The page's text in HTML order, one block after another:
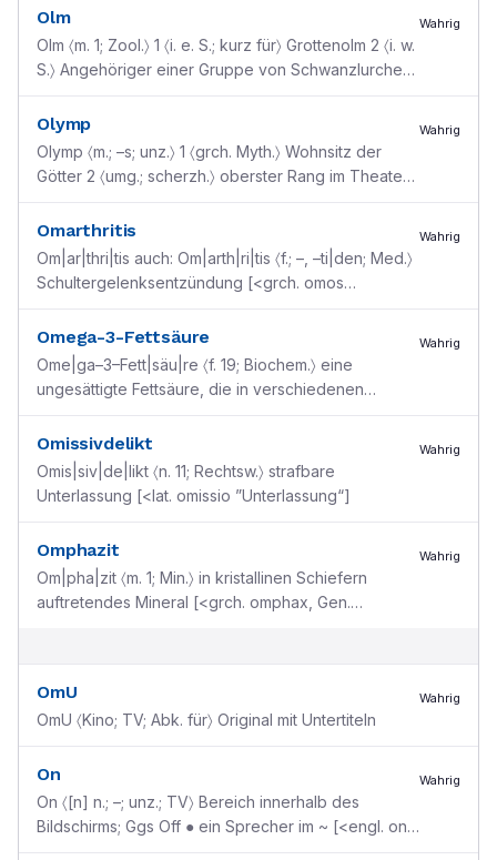
Olm
Olm 〈m. 1; Zool.〉 1 〈i. e. S.; kurz für〉 Grottenolm 2 〈i. w.
S.〉 Angehöriger einer Gruppe von Schwanzlurchen,
Wahrig
Olymp
Olymp 〈m.; –s; unz.〉 1 〈grch. Myth.〉 Wohnsitz der
Götter 2 〈umg.; scherzh.〉 oberster Rang im Theater
Wahrig
Omarthritis
Om|ar|thri|tis auch: Om|arth|ri|tis 〈f.; –, –ti|den; Med.〉
Schultergelenksentzündung [<grch. omos
Wahrig
Omega-3-Fettsäure
Ome|ga–3–Fett|säu|re 〈f. 19; Biochem.〉 eine
ungesättigte Fettsäure, die in verschiedenen
Walnussöl) u....
Wahrig
Omissivdelikt
Omis|siv|de|likt 〈n. 11; Rechtsw.〉 strafbare
Unterlassung [<lat. omissio ”Unterlassung“]
Wahrig
Omphazit
Om|pha|zit 〈m. 1; Min.〉 in kristallinen Schiefern
auftretendes Mineral [<grch. omphax, Gen.
Wahrig
OmU
OmU 〈Kino; TV; Abk. für〉 Original mit Untertiteln
Wahrig
On
On 〈[n] n.; –; unz.; TV〉 Bereich innerhalb des
Bildschirms; Ggs Off ● ein Sprecher im ~ [<engl. on
Wahrig